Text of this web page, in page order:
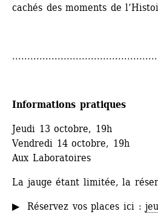
cachés des moments de
Informations pratiques
Jeudi 13 octobre, 19h
Vendredi 14 octobre, 19h
Aux Laboratoires
La jauge étant limitée, la
▶ Réservez vos places ici :